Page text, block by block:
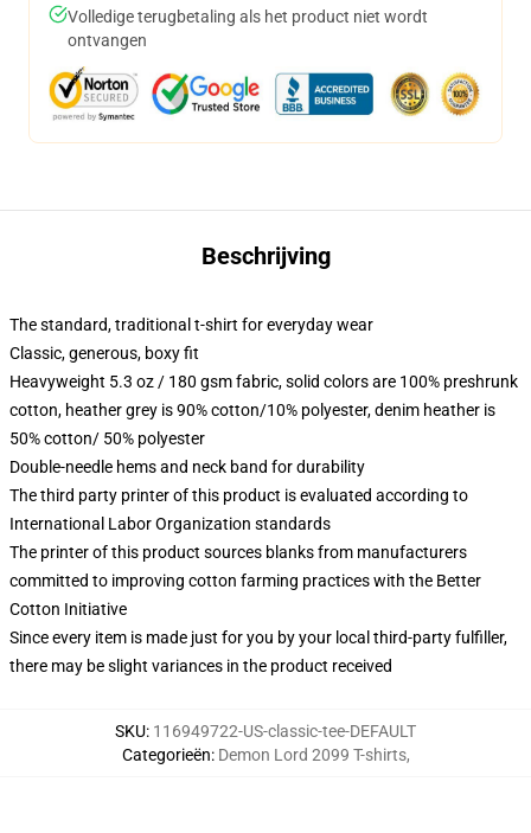
Volledige terugbetaling als het product niet wordt
ontvangen
Beschrijving
The standard, traditional t-shirt for everyday wear
Classic, generous, boxy fit
Heavyweight 5.3 oz / 180 gsm fabric, solid colors are 100% preshrunk
cotton, heather grey is 90% cotton/10% polyester, denim heather is
50% cotton/ 50% polyester
Double-needle hems and neck band for durability
The third party printer of this product is evaluated according to
International Labor Organization standards
The printer of this product sources blanks from manufacturers
committed to improving cotton farming practices with the Better
Cotton Initiative
Since every item is made just for you by your local third-party fulfiller,
there may be slight variances in the product received
SKU: 116949722-US-classic-tee-DEFAULT
Categorieën: Demon Lord 2099 T-shirts,